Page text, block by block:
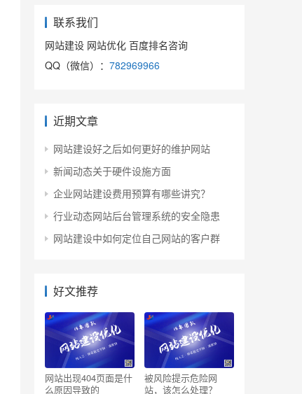
联系我们
网站建设 网站优化 百度排名咨询
QQ（微信）： 782969966
近期文章
网站建设好之后如何更好的维护网站
新闻动态关于硬件设施方面
企业网站建设费用预算有哪些讲究？
行业动态网站后台管理系统的安全隐患
网站建设中如何定位自己网站的客户群
好文推荐
网站出现404页面是什
么原因导致的
被风险提示危险网
站，该怎么处理？